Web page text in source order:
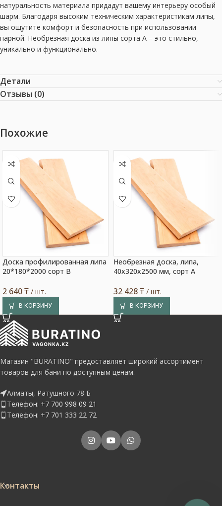
натуральность материала придадут вашему интерьеру особый
шарм. Благодаря высоким техническим характеристикам липы,
вы ощутите комфорт и безопасность при использовании
парной. Необрезная доска из липы сорта А – это стильно,
уникально и функционально.
Детали
Отзывы (0)
Похожие
Доска профилированная липа
20*180*2000 сорт В
2 640₸ / шт.
В КОРЗИНУ
Необрезная доска, липа,
40x320x2500 мм, сорт A
32 428₸ / шт.
В КОРЗИНУ
Магазин "BURATINO" предоставляет широкий ассортимент
товаров для бани по доступным ценам.
Алматы, Ратушного 78 Б
Телефон: +7 700 998 09 21
Телефон: +7 701 333 22 72
Контакты